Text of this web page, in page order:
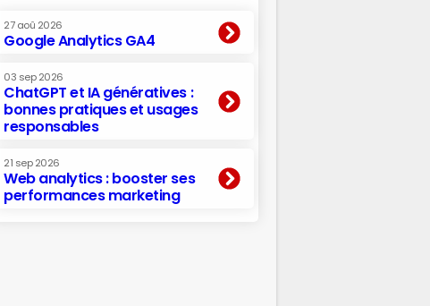
27 aoû 2026
Google Analytics GA4
03 sep 2026
ChatGPT et IA génératives :
bonnes pratiques et usages
responsables
21 sep 2026
Web analytics : booster ses
performances marketing